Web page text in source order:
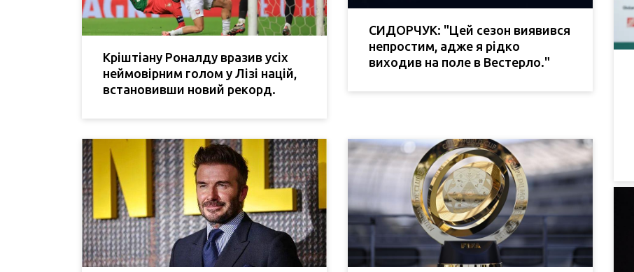
Кріштіану Роналду вразив усіх
неймовірним голом у Лізі націй,
встановивши новий рекорд.
СИДОРЧУК: "Цей сезон виявився
непростим, адже я рідко
виходив на поле в Вестерло."